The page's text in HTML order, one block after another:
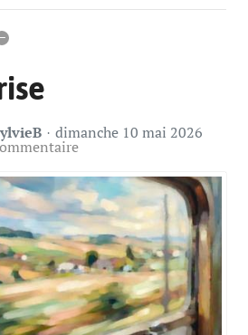
dimanche 10 mai 2026